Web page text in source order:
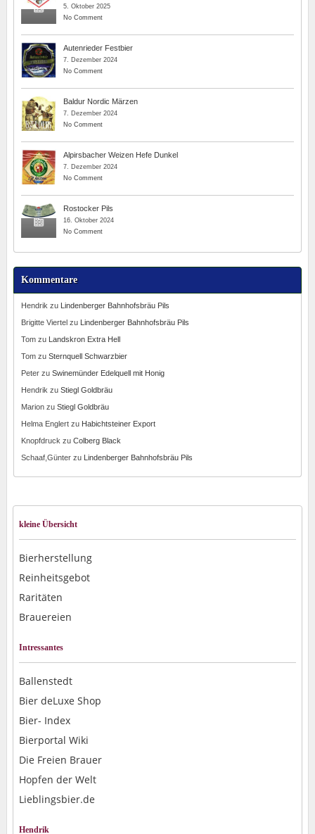
5. Oktober 2025
No Comment
Autenrieder Festbier
7. Dezember 2024
No Comment
Baldur Nordic Märzen
7. Dezember 2024
No Comment
Alpirsbacher Weizen Hefe Dunkel
7. Dezember 2024
No Comment
Rostocker Pils
16. Oktober 2024
No Comment
Kommentare
Hendrik zu
Lindenberger Bahnhofsbräu Pils
Brigitte Viertel zu
Lindenberger Bahnhofsbräu Pils
Tomzu
Landskron Extra Hell
Tomzu Sternquell Schwarzbier
Peterzu Swinemünder Edelquell mit Honig
Hendrik zu Stiegl Goldbräu
Marionzu Stiegl Goldbräu
Helma Englertzu Habichtsteiner Export
Knopfdruck zu Colberg Black
Schaaf,Günterzu Lindenberger Bahnhofsbräu Pils
kleine Übersicht
Bierherstellung
Reinheitsgebot
Raritäten
Brauereien
Intressantes
Ballenstedt
Bier deLuxe Shop
Bier- Index
Bierportal Wiki
Die Freien Brauer
Hopfen der Welt
Lieblingsbier.de
Hendrik